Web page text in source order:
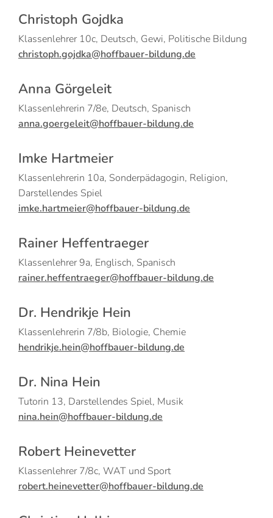
Christoph Gojdka
Klassenlehrer 10c, Deutsch, Gewi, Politische Bildung
christoph.gojdka@hoffbauer-bildung.de
Anna Görgeleit
Klassenlehrerin 7/8e, Deutsch, Spanisch
anna.goergeleit@hoffbauer-bildung.de
Imke Hartmeier
Klassenlehrerin 10a, Sonderpädagogin, Religion,
Darstellendes Spiel
imke.hartmeier@hoffbauer-bildung.de
Rainer Heffentraeger
Klassenlehrer 9a, Englisch, Spanisch
rainer.heffentraeger@hoffbauer-bildung.de
Dr. Hendrikje Hein
Klassenlehrerin 7/8b, Biologie, Chemie
hendrikje.hein@hoffbauer-bildung.de
Dr. Nina Hein
Tutorin 13, Darstellendes Spiel, Musik
nina.hein@hoffbauer-bildung.de
Robert Heinevetter
Klassenlehrer 7/8c, WAT und Sport
robert.heinevetter@hoffbauer-bildung.de